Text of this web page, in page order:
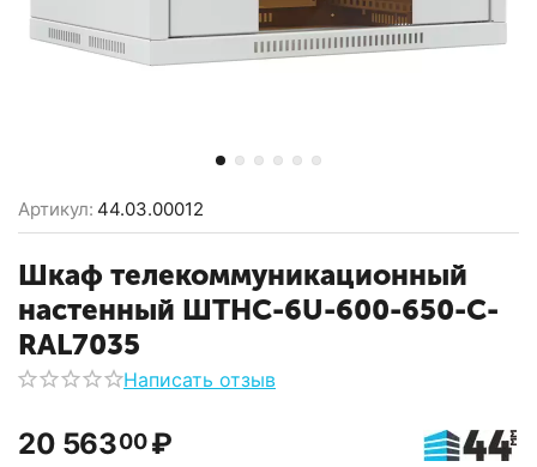
Артикул: 44.03.00012
Шкаф телекоммуникационный
настенный ШТНС-6U-600-650-С-
RAL7035
Написать отзыв
20 56300 ₽